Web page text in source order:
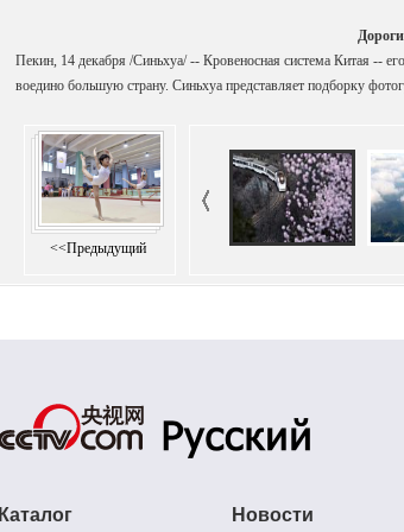
Пекин, 14 декабря /Синьхуа/ -- Кровеносная система Китая --
воедино большую страну. Синьхуа представляет подборку
<<Предыдущий
Каталог Новости